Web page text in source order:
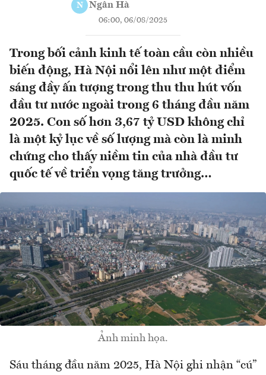
N Ngân Hà
06:00, 06/08/2025
Trong bối cảnh kinh tế toàn cầu còn nhiều
biến động, Hà Nội nổi lên như một điểm
sáng đầy ấn tượng trong thu thu hút vốn
đầu tư nước ngoài trong 6 tháng đầu năm
2025. Con số hơn 3,67 tỷ USD không chỉ
là một kỷ lục về số lượng mà còn là minh
chứng cho thấy niềm tin của nhà đầu tư
quốc tế về triển vọng tăng trưởng…
Ảnh minh họa.
Sáu tháng đầu năm 2025, Hà Nội ghi nhận “cú”